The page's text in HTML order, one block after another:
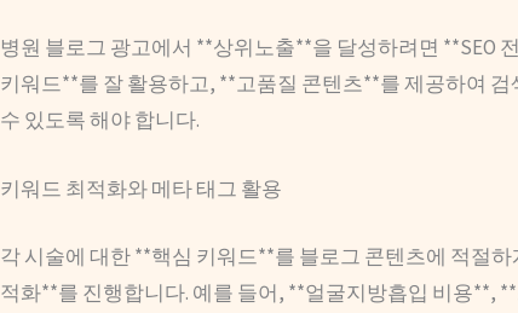
병원 블로그 광고에서 **상위노출**을 달성하려면 **SEO
키워드**를 잘 활용하고, **고품질 콘텐츠**를 제공하여
수 있도록 해야 합니다.
키워드 최적화와 메타 태그 활용
각 시술에 대한 **핵심 키워드**를 블로그 콘텐츠에 적절
적화**를 진행합니다. 예를 들어, **얼굴지방흡입 비용**,